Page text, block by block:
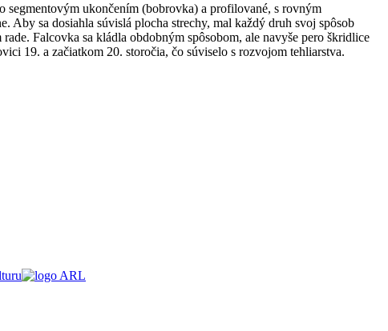
ukončením (bobrovka) a profilované, s rovným
Aby sa dosiahla súvislá plocha strechy, mal každý druh svoj spôsob
Falcovka sa kládla obdobným spôsobom, ale navyše pero škridlice
19. a začiatkom 20. storočia, čo súviselo s rozvojom tehliarstva.